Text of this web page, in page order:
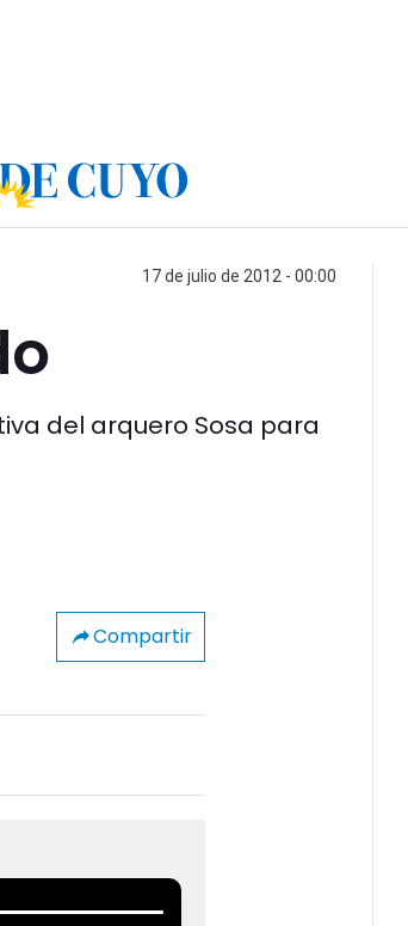
17 de julio de 2012 - 00:00
del arquero Sosa para
Compartir